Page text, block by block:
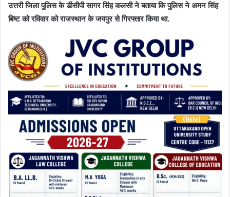
उत्तरी जिला पुलिस के डीसीपी सागर सिंह कलसी ने बताया कि पुलिस ने अमन सिंह
बिष्ट को रविवार को राजस्थान के जयपुर से गिरफ्तार किया था.